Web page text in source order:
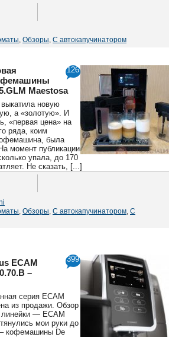
Обзоры С автокапучинатором
126
Maestosa
новую
а «золотую». И
«первая цена» на
ряда, коим
была
момент публикации
упала, до 170
Не сказать, [...]
Обзоры С автокапучинатором С
399
ECAM
–
серия ECAM
из продажи. Обзор
линейки — ECAM
мои руки до
– кофемашины De